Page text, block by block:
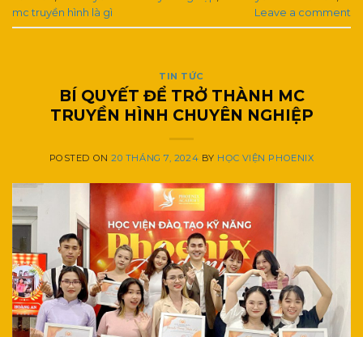
mc truyền hình là gì
Leave a comment
TIN TỨC
BÍ QUYẾT ĐỂ TRỞ THÀNH MC
TRUYỀN HÌNH CHUYÊN NGHIỆP
POSTED ON20 THÁNG 7, 2024 BY HỌC VIỆN PHOENIX